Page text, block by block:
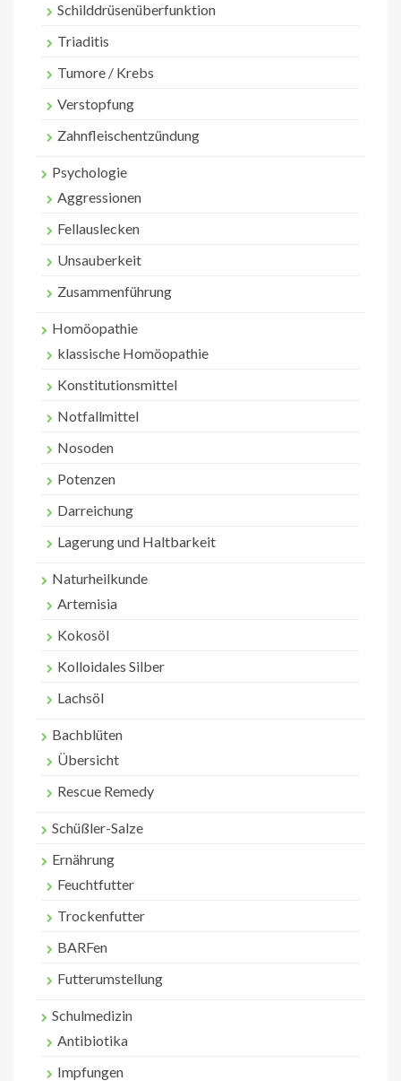
Schilddrüsenüberfunktion
Triaditis
Tumore / Krebs
Verstopfung
Zahnfleischentzündung
Psychologie
Aggressionen
Fellauslecken
Unsauberkeit
Zusammenführung
Homöopathie
klassische Homöopathie
Konstitutionsmittel
Notfallmittel
Nosoden
Potenzen
Darreichung
Lagerung und Haltbarkeit
Naturheilkunde
Artemisia
Kokosöl
Kolloidales Silber
Lachsöl
Bachblüten
Übersicht
Rescue Remedy
Schüßler-Salze
Ernährung
Feuchtfutter
Trockenfutter
BARFen
Futterumstellung
Schulmedizin
Antibiotika
Impfungen